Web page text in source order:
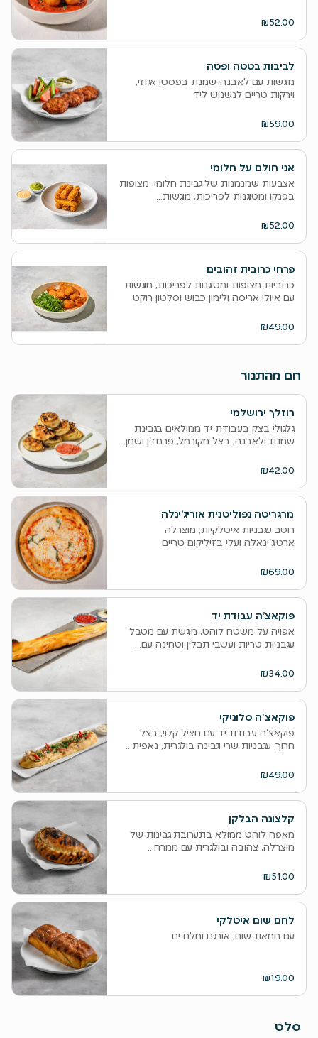
₪52.00
לביבות בטטה ופטה
מוגשות עם לאבנה-שמנת בפסטו אגוזי,
וירקות טריים לנשנוש ליד
₪59.00
אני חולם על חלומי
אצבעות שמנמנות של גבינת חלומי, מצופות
בפנקו ומטוגנות לפריכות, מוגשות...
₪52.00
פרחי כרובית זהובים
כרוביות מצופות ומטוגנות לפריכות, מוגשות
עם איולי אריסה ולימון כבוש וסלטון רוקט
₪49.00
חם מהתנור
רוזלך ירושלמי
גלגולי בצק בעבודת יד ממולאים בגבינת
שמנת ולאבנה, בצל מקורמל, פרמז'ן ושמן...
₪42.00
מרגריטה נפוליטנית אוריג’ינלה
רוטב עגבניות איטלקיות, מוצרלה
ארטיג'ינאלה ועלי בזיליקום טריים
₪69.00
פוקאצ’ה עבודת יד
אפויה על משטח לוהט, מוגשת עם מטבל
עגבניות טריות ועשבי תבלין וטחינה עם...
₪34.00
פוקאצ'ה סלוניקי
פוקאצ’ה עבודת יד עם חציל קלוי, בצל
חרוך, עגבניות שרי וגבינה בולגרית, נאפית...
₪49.00
קלצונה הבלקן
מאפה לוהט ממולא בתערובת גבינות של
מוצרלה, צהובה ובולגרית עם ממרח...
₪51.00
לחם שום איטלקי
עם חמאת שום, אורגנו ומלח ים
₪19.00
סלט